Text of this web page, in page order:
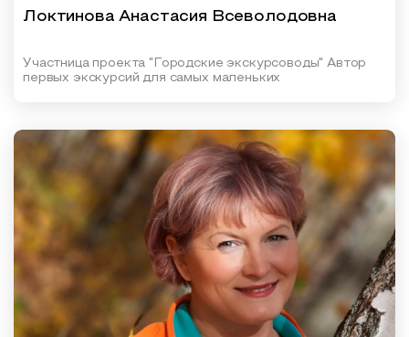
Локтинова Анастасия Всеволодовна
Участница проекта "Городские экскурсоводы" Автор
первых экскурсий для самых маленьких